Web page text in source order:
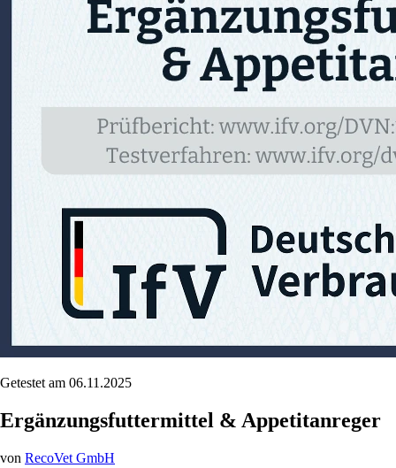
Getestet am 06.11.2025
Ergänzungsfuttermittel & Appetitanreger
von RecoVet GmbH